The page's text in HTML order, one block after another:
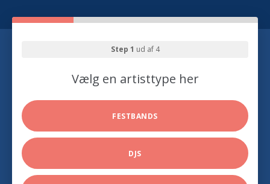
Step 1 ud af 4
Vælg en artisttype her
FESTBANDS
DJS